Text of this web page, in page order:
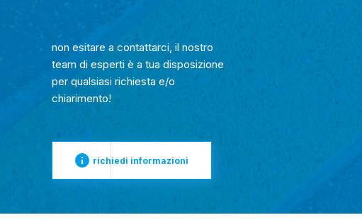
non esitare a contattarci, il nostro
team di esperti è a tua disposizione
per qualsiasi richiesta e/o
chiarimento!
richiedi informazioni